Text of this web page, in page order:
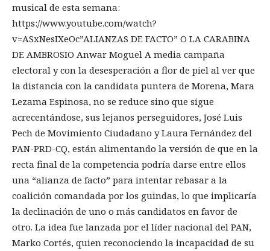
musical de esta semana:
https://www.youtube.com/watch?
v=ASxNesIXeOc”ALIANZAS DE FACTO” O LA CARABINA
DE AMBROSIO Anwar Moguel A media campaña
electoral y con la desesperación a flor de piel al ver que
la distancia con la candidata puntera de Morena, Mara
Lezama Espinosa, no se reduce sino que sigue
acrecentándose, sus lejanos perseguidores, José Luis
Pech de Movimiento Ciudadano y Laura Fernández del
PAN-PRD-CQ, están alimentando la versión de que en la
recta final de la competencia podría darse entre ellos
una “alianza de facto” para intentar rebasar a la
coalición comandada por los guindas, lo que implicaría
la declinación de uno o más candidatos en favor de
otro. La idea fue lanzada por el líder nacional del PAN,
Marko Cortés, quien reconociendo la incapacidad de su